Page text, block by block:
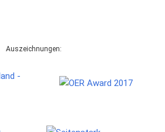
Auszeichnungen: